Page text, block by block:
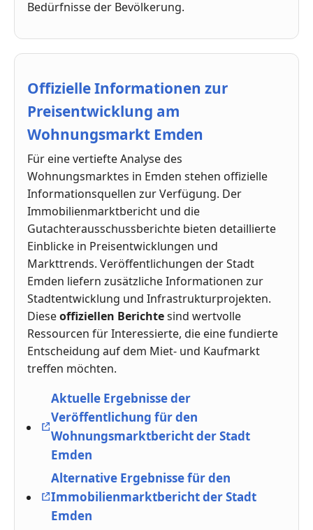
Bedürfnisse der Bevölkerung.
Offizielle Informationen zur
Preisentwicklung am
Wohnungsmarkt Emden
Für eine vertiefte Analyse des
Wohnungsmarktes in Emden stehen offizielle
Informationsquellen zur Verfügung. Der
Immobilienmarktbericht und die
Gutachterausschussberichte bieten detaillierte
Einblicke in Preisentwicklungen und
Markttrends. Veröffentlichungen der Stadt
Emden liefern zusätzliche Informationen zur
Stadtentwicklung und Infrastrukturprojekten.
Dieseoffiziellen Berichtesind wertvolle
Ressourcen für Interessierte, die eine fundierte
Entscheidung auf dem Miet- und Kaufmarkt
treffen möchten.
Aktuelle Ergebnisse der
Veröffentlichung für den
Wohnungsmarktbericht der Stadt
Emden
Alternative Ergebnisse für den
Immobilienmarktbericht der Stadt
Emden